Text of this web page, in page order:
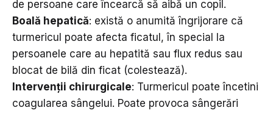
de persoane care încearcă să aibă un copil.
Boală hepatică: există o anumită îngrijorare că
turmericul poate afecta ficatul, în special la
persoanele care au hepatită sau flux redus sau
blocat de bilă din ficat (colestează).
Intervenții chirurgicale: Turmericul poate încetini
coagularea sângelui. Poate provoca sângerări